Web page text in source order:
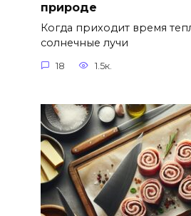
природе
Когда приходит время
солнечные лучи
18 1.5к.